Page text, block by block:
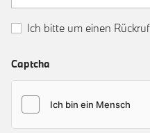
Ich bitte um einen Rückruf
Captcha